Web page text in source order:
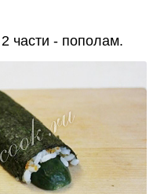
части - пополам.